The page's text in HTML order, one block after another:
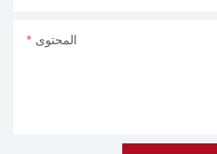
المحتوى